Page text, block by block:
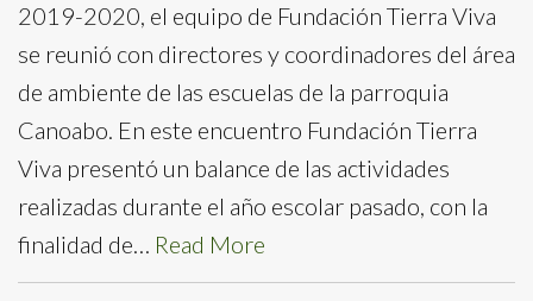
2019-2020, el equipo de Fundación Tierra Viva
se reunió con directores y coordinadores del área
de ambiente de las escuelas de la parroquia
Canoabo. En este encuentro Fundación Tierra
Viva presentó un balance de las actividades
realizadas durante el año escolar pasado, con la
finalidad de… Read More